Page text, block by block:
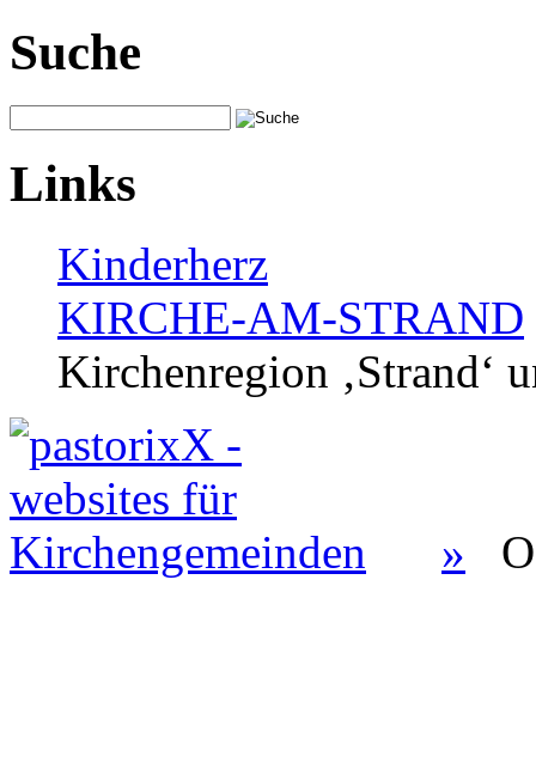
Suche
Links
Kinderherz
KIRCHE-AM-STRAND
Kirchenregion ‚Strand‘
»